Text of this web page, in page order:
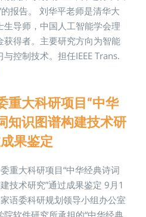
报告。 刘华平老师是清华大
导师，中国人工智能学会理
得者。主要研究方向为智能
控制技术。担任IEEE Trans.
重大科研项目“中华
知识图谱构建技术研
果鉴定
重大科研项目“中华经典诗词
技术研究”通过成果鉴定 9月1
语委科研规划领导小组办公室
软件研究所承担的“中华经典